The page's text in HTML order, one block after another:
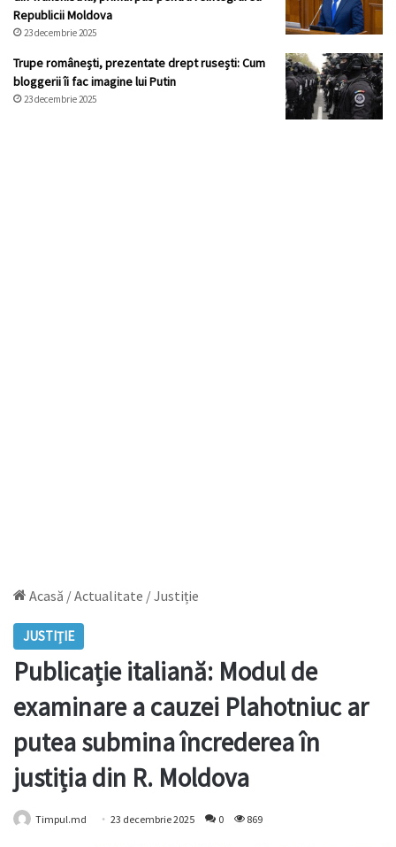
Republicii Moldova
23 decembrie 2025
Trupe românești, prezentate drept rusești: Cum
bloggerii îi fac imagine lui Putin
23 decembrie 2025